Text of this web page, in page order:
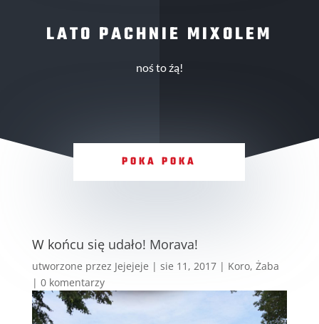
LATO PACHNIE MIXOLEM
noś to źą!
POKA POKA
W końcu się udało! Morava!
utworzone przez Jejejeje | sie 11, 2017| Koro, Żaba
| 0 komentarzy